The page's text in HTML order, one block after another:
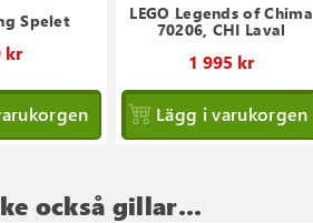
Spelet
kr
LEGO Legends of Chima
70206, CHI Laval
1 995 kr
Lägg i varukorgen
också gillar...